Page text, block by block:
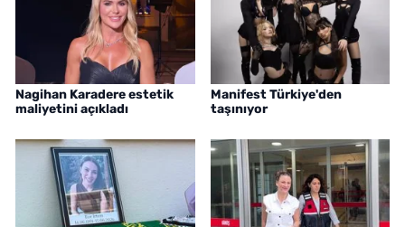
Nagihan Karadere estetik
maliyetini açıkladı
Manifest Türkiye'den
taşınıyor